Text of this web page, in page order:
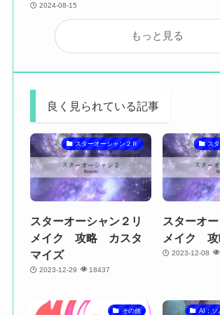
2024-08-15
もっと見る
良く見られている記事
スターオーシャン２Ｒ
スターオーシャン２リ
メイク 攻略 カスタ
マイズ
2023-12-29 18437
ス
スターオ
メイク
2023-12-08
その他 AI：ソ